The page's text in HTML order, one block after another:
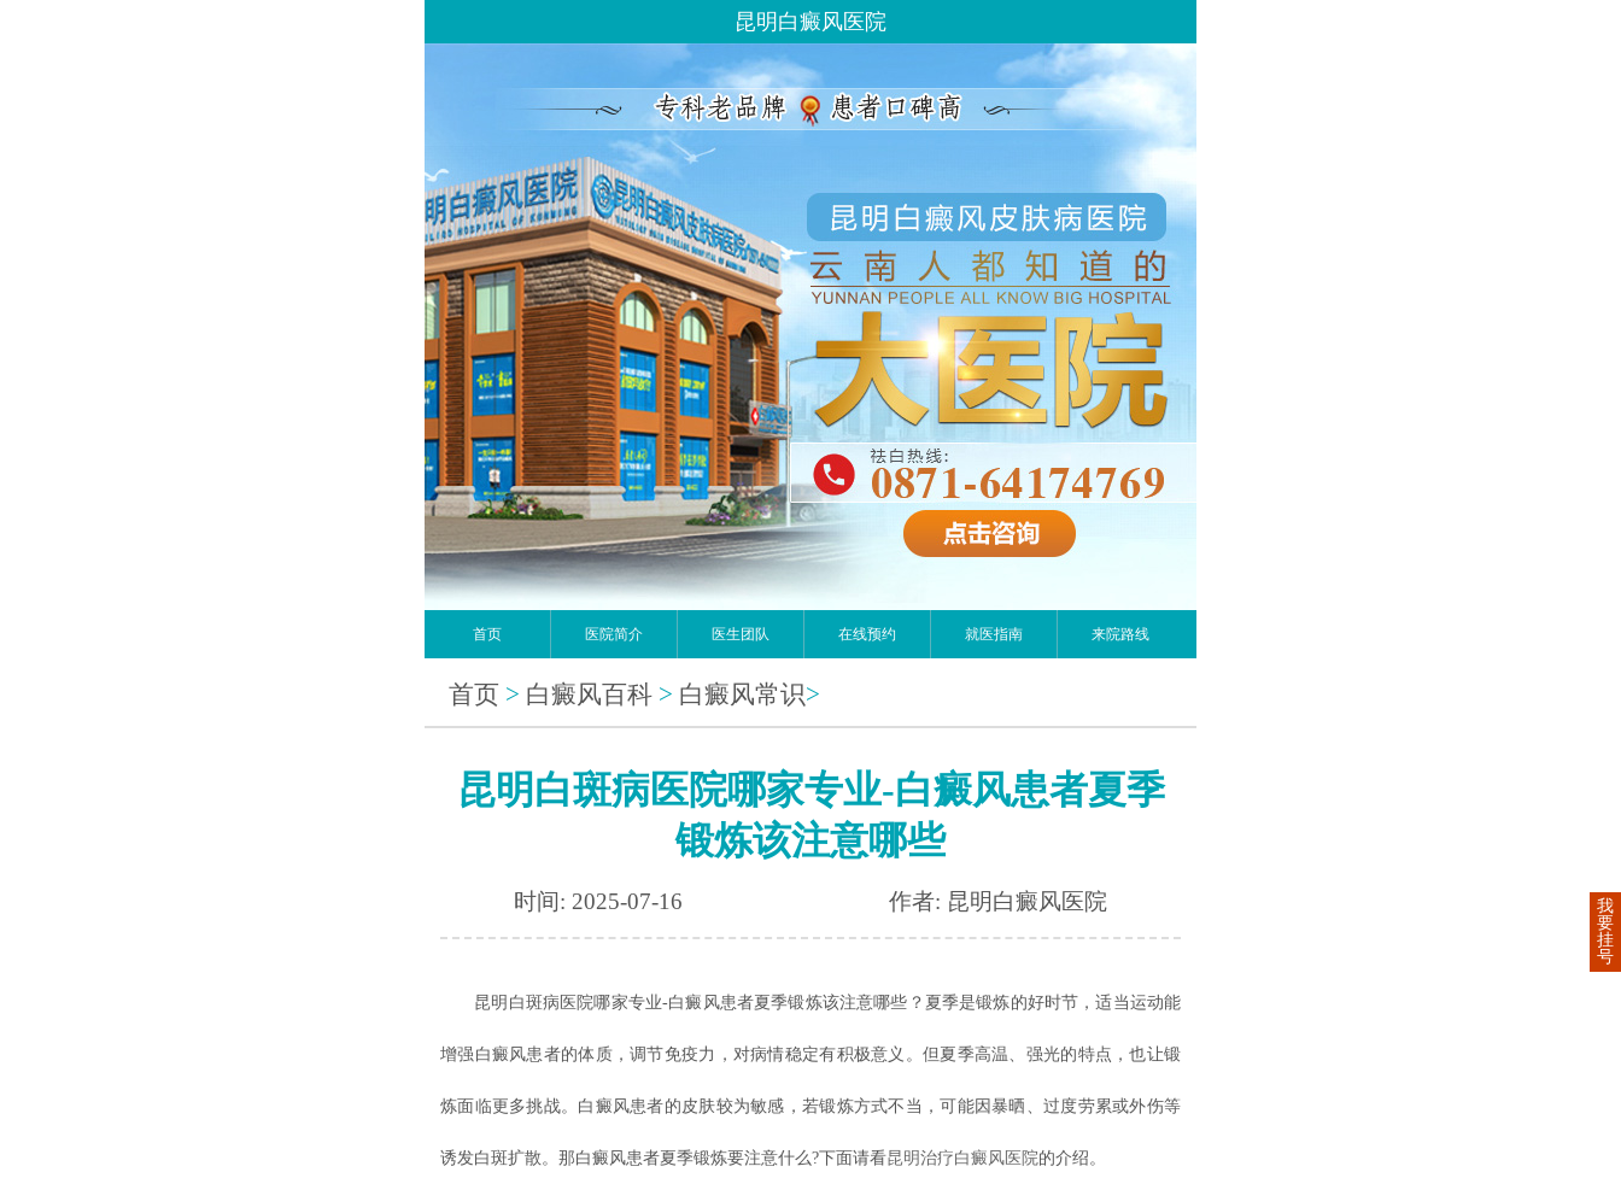
昆明白癜风医院
首页 医院简介 医生团队 在线预约 就医指南 来院路线
首页 > 白癜风百科 > 白癜风常识>
昆明白斑病医院哪家专业-白癜风患者夏季
锻炼该注意哪些
时间: 2025-07-16 作者: 昆明白癜风医院
昆明白斑病医院哪家专业-白癜风患者夏季锻炼该注意哪些？夏季是锻炼的好时节，适当运动能
增强白癜风患者的体质，调节免疫力，对病情稳定有积极意义。但夏季高温、强光的特点，也让锻
炼面临更多挑战。白癜风患者的皮肤较为敏感，若锻炼方式不当，可能因暴晒、过度劳累或外伤等
诱发白斑扩散。那白癜风患者夏季锻炼要注意什么?下面请看昆明治疗白癜风医院的介绍。
我
要
挂
号